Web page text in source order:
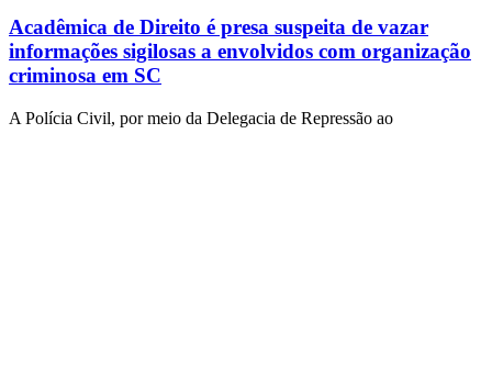
Acadêmica de Direito é presa suspeita de vazar
informações sigilosas a envolvidos com organização
criminosa em SC
A Polícia Civil, por meio da Delegacia de Repressão ao